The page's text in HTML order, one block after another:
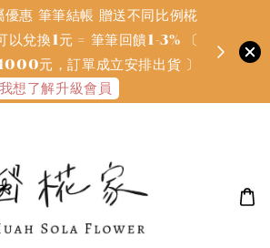
惠 筆筆結帳 贈送不同比例椛
兌換1元 = 筆筆回饋1-3% 〔
元，訂單成立安排出貨 〕
我想了解升級會員